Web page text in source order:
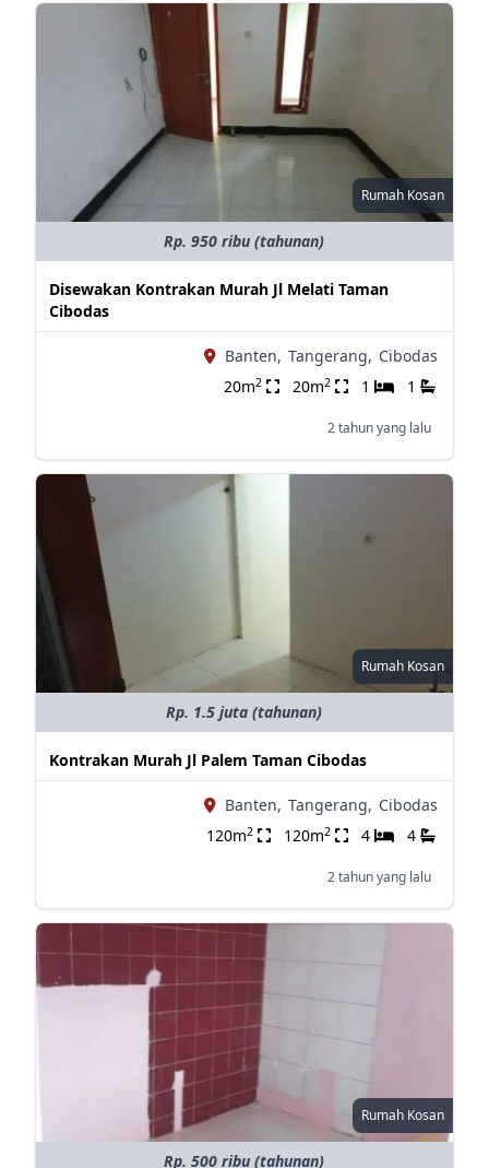
Rumah Kosan
Rp. 950 ribu (tahunan)
Disewakan Kontrakan Murah Jl Melati Taman
Cibodas
Banten, Tangerang, Cibodas
20m2 20m2 1 1
2 tahun yang lalu
Rumah Kosan
Rp. 1.5 juta (tahunan)
Kontrakan Murah Jl Palem Taman Cibodas
Banten, Tangerang, Cibodas
120m2 120m2 4 4
2 tahun yang lalu
Rumah Kosan
Rp. 500 ribu (tahunan)